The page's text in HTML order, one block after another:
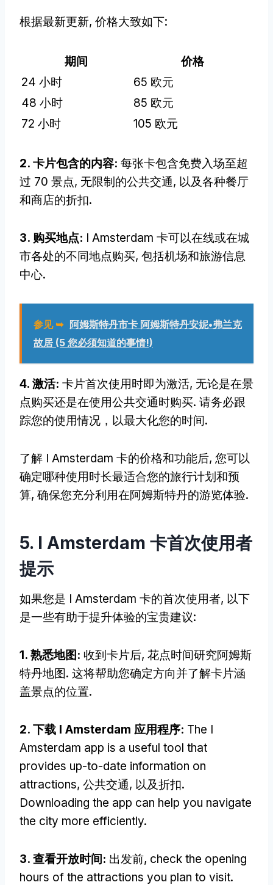
根据最新更新, 价格大致如下:
期间
价格
24 小时
65 欧元
48 小时
85 欧元
72 小时
105 欧元
2. 卡片包含的内容: 每张卡包含免费入场至超
过 70 景点, 无限制的公共交通, 以及各种餐厅
和商店的折扣.
3. 购买地点: I Amsterdam 卡可以在线或在城
市各处的不同地点购买, 包括机场和旅游信息
中心.
参见 ➥ 阿姆斯特丹市卡 阿姆斯特丹安妮•弗兰克
故居 (5 您必须知道的事情!)
4. 激活: 卡片首次使用时即为激活, 无论是在景
点购买还是在使用公共交通时购买. 请务必跟
踪您的使用情况，以最大化您的时间.
了解 I Amsterdam 卡的价格和功能后, 您可以
确定哪种使用时长最适合您的旅行计划和预
算, 确保您充分利用在阿姆斯特丹的游览体验.
5. I Amsterdam 卡首次使用者
提示
如果您是 I Amsterdam 卡的首次使用者, 以下
是一些有助于提升体验的宝贵建议:
1. 熟悉地图: 收到卡片后, 花点时间研究阿姆斯
特丹地图. 这将帮助您确定方向并了解卡片涵
盖景点的位置.
2. 下载 I Amsterdam 应用程序: The I
Amsterdam app is a useful tool that
provides up-to-date information on
attractions, 公共交通, 以及折扣.
Downloading the app can help you navigate
the city more efficiently.
3. 查看开放时间: 出发前, check the opening
hours of the attractions you plan to visit.